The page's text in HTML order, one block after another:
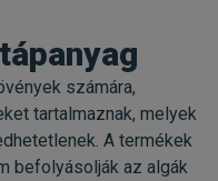
számára,
tartalmaznak, melyek
A termékek
befolyásolják az algák